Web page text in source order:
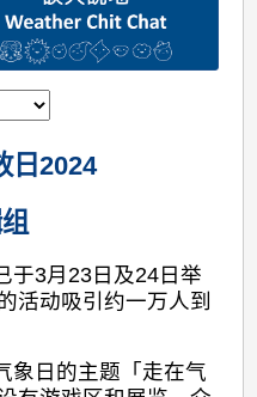
日2024
于3月23日及24日举
活动吸引约一万人到
象日的主题「走在气